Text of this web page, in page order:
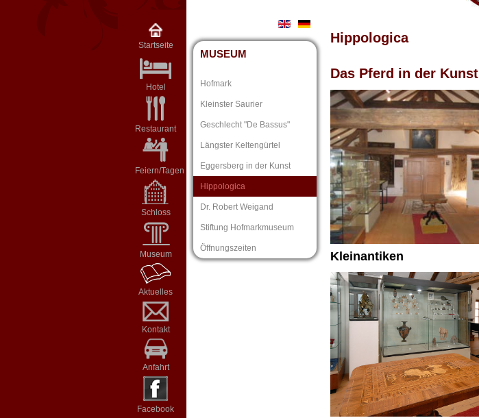
Startseite
Hotel
Restaurant
Feiern/Tagen
Schloss
Museum
Aktuelles
Kontakt
Anfahrt
Facebook
MUSEUM
Hofmark
Kleinster Saurier
Geschlecht "De Bassus"
Längster Keltengürtel
Eggersberg in der Kunst
Hippologica
Dr. Robert Weigand
Stiftung Hofmarkmuseum
Öffnungszeiten
Hippologica
Das Pferd in der Kunst
Kleinantiken